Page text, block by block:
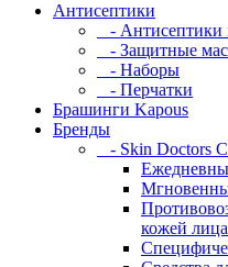
Антисептики
- Антисептики
- Защитные
- Наборы
- Перчатки
Брашинги Kapous
Бренды
- Skin Doctors
кожей